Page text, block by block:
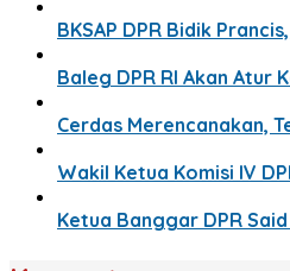
BKSAP DPR Bidik
Baleg DPR RI Akan Atur
Cerdas Merencanakan,
Wakil Ketua Komisi IV
Ketua Banggar DPR